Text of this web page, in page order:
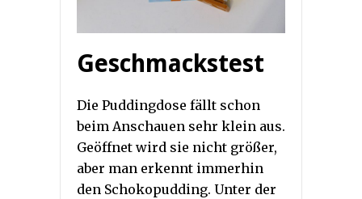
Geschmackstest
Die Puddingdose fällt schon
beim Anschauen sehr klein aus.
Geöffnet wird sie nicht größer,
aber man erkennt immerhin
den Schokopudding. Unter der